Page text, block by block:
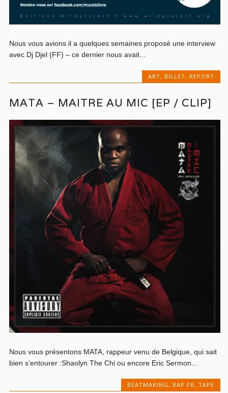
Nous vous avions il a quelques semaines proposé une interview
avec Dj Djel (FF) – ce dernier nous avait...
ART, BILLET, REPORT
MATA – MAITRE AU MIC [EP / CLIP]
Nous vous présentons MATA, rappeur venu de Belgique, qui sait
bien s’entourer :Shaolyn The Chi ou encore Eric Sermon...
BEATMAKING, RAP FR, TAPE